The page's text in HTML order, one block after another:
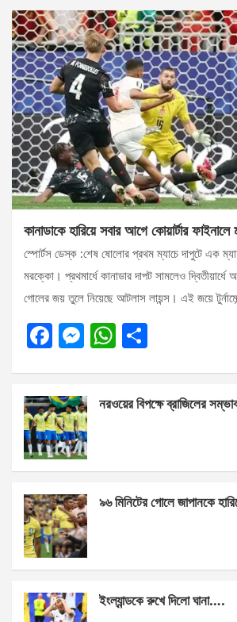
কানাডাকে হারিয়ে সবার আগে কোয়ার্টার
স্পোর্টস ডেস্ক :শেষ ষোলোর প্রথম ম্যাচে দাপুটে এক
মরক্কো। প্রথমার্ধে কানাডার দাপট সামলেও
গোলের জয় তুলে নিয়েছে আটলাস লায়ন্স। এই জয়ে
F
b
o
o
k
M
n
g
er
W
s
p
e
নরওয়ের বিপক্ষে ব্রাজিলের
৯৬ মিনিটের গোলে জাপানকে
ইংল্যান্ডকে রুখে দিলো ঘানা….